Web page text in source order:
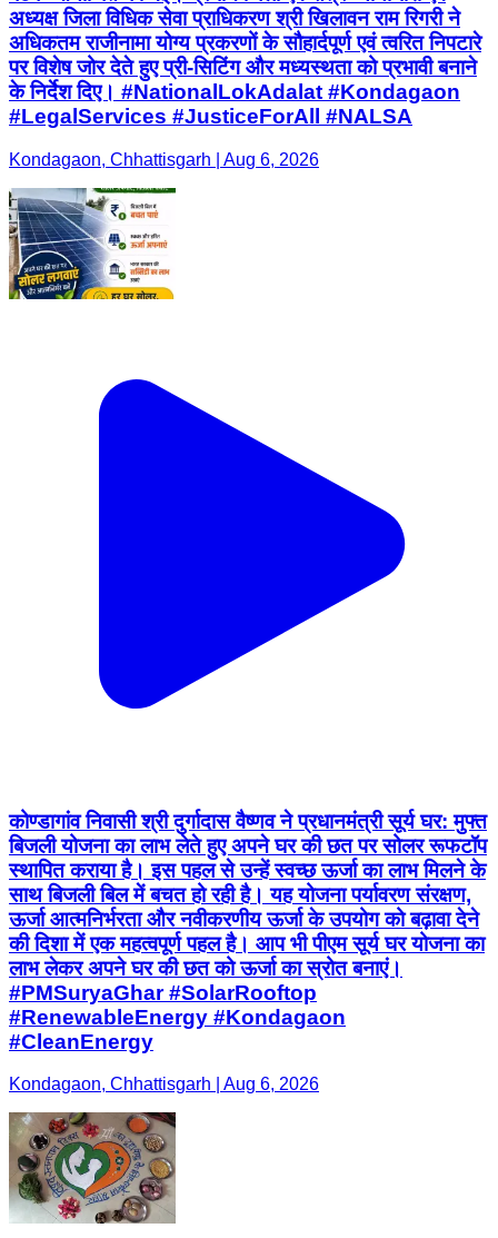
अध्यक्ष जिला विधिक सेवा प्राधिकरण श्री खिलावन राम रिगरी ने
अधिकतम राजीनामा योग्य प्रकरणों के सौहार्दपूर्ण एवं त्वरित निपटारे
पर विशेष जोर देते हुए प्री-सिटिंग और मध्यस्थता को प्रभावी बनाने
के निर्देश दिए। #NationalLokAdalat #Kondagaon
#LegalServices #JusticeForAll #NALSA
Kondagaon, Chhattisgarh | Aug 6, 2026
कोण्डागांव निवासी श्री दुर्गादास वैष्णव ने प्रधानमंत्री सूर्य घर: मुफ्त
बिजली योजना का लाभ लेते हुए अपने घर की छत पर सोलर रूफटॉप
स्थापित कराया है। इस पहल से उन्हें स्वच्छ ऊर्जा का लाभ मिलने के
साथ बिजली बिल में बचत हो रही है। यह योजना पर्यावरण संरक्षण,
ऊर्जा आत्मनिर्भरता और नवीकरणीय ऊर्जा के उपयोग को बढ़ावा देने
की दिशा में एक महत्वपूर्ण पहल है। आप भी पीएम सूर्य घर योजना का
लाभ लेकर अपने घर की छत को ऊर्जा का स्रोत बनाएं।
#PMSuryaGhar #SolarRooftop
#RenewableEnergy #Kondagaon
#CleanEnergy
Kondagaon, Chhattisgarh | Aug 6, 2026